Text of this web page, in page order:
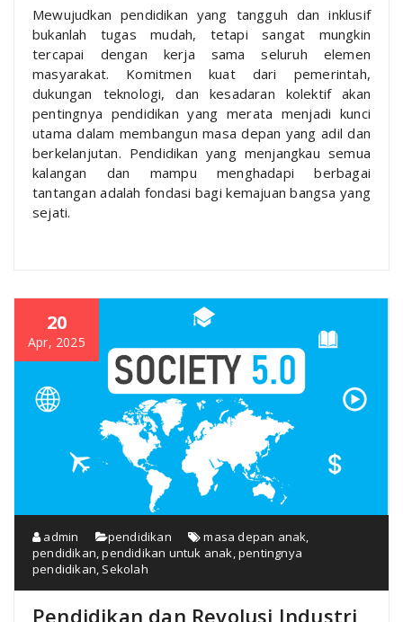
Mewujudkan pendidikan yang tangguh dan inklusif
bukanlah tugas mudah, tetapi sangat mungkin
tercapai dengan kerja sama seluruh elemen
masyarakat. Komitmen kuat dari pemerintah,
dukungan teknologi, dan kesadaran kolektif akan
pentingnya pendidikan yang merata menjadi kunci
utama dalam membangun masa depan yang adil dan
berkelanjutan. Pendidikan yang menjangkau semua
kalangan dan mampu menghadapi berbagai
tantangan adalah fondasi bagi kemajuan bangsa yang
sejati.
20
Apr, 2025
admin pendidikan masa depan anak,
pendidikan,pendidikan untuk anak,pentingnya
pendidikan, Sekolah
Pendidikan dan Revolusi Industri